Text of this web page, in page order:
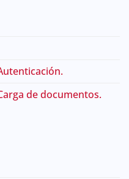
de documentos.